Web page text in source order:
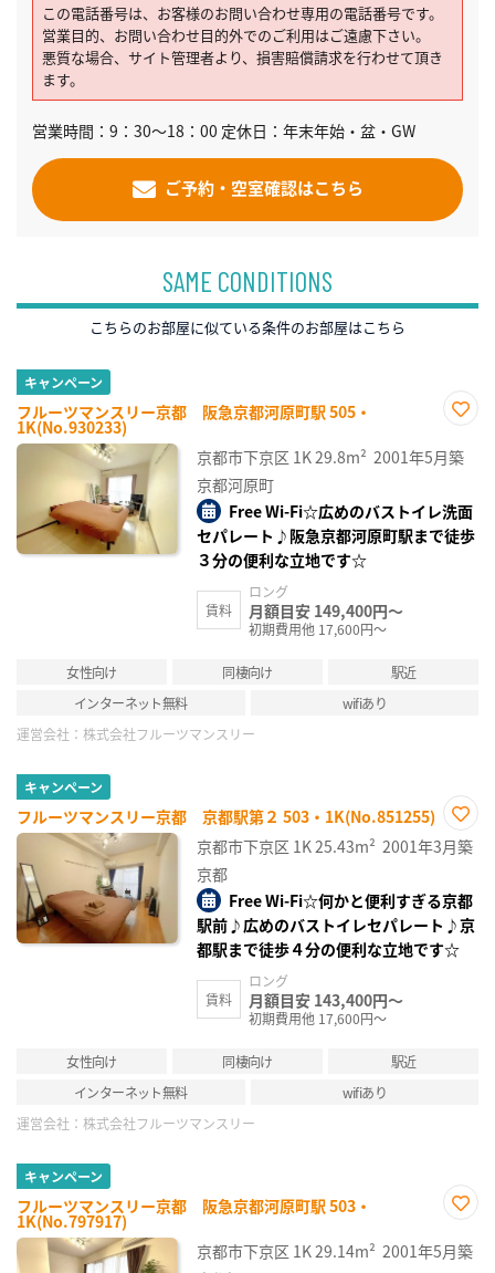
この電話番号は、お客様のお問い合わせ専用の電話番号です。
営業目的、お問い合わせ目的外でのご利用はご遠慮下さい。
悪質な場合、サイト管理者より、損害賠償請求を行わせて頂き
ます。
営業時間：9：30～18：00 定休日：年末年始・盆・GW
ご予約・空室確認はこちら
SAME CONDITIONS
こちらのお部屋に似ている条件のお部屋はこちら
キャンペーン
フルーツマンスリー京都 阪急京都河原町駅 505・
1K(No.930233)
に入
り登
京都市下京区 1K29.8m² 2001年5月築
京都河原町
Free Wi-Fi☆広めのバストイレ洗面
セパレート♪阪急京都河原町駅まで徒歩
３分の便利な立地です☆
賃料
ロング
月額目安 149,400円～
初期費用他 17,600円～
女性向け 同棲向け
駅近
インターネット無料
wifiあり
運営会社： 株式会社フルーツマンスリー
キャンペーン
フルーツマンスリー京都 京都駅第２ 503・1K(No.851255)
お気
に入
京都市下京区 1K25.43m² 2001年3月築
京都
Free Wi-Fi☆何かと便利すぎる京都
駅前♪広めのバストイレセパレート♪京
都駅まで徒歩４分の便利な立地です☆
賃料
ロング
月額目安 143,400円～
初期費用他 17,600円～
女性向け 同棲向け
駅近
インターネット無料
wifiあり
運営会社： 株式会社フルーツマンスリー
キャンペーン
フルーツマンスリー京都 阪急京都河原町駅 503・
1K(No.797917)
に入
り登
京都市下京区 1K29.14m² 2001年5月築